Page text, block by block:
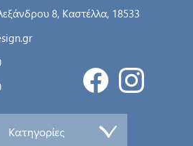
8, Καστέλλα, 18533
Κατηγορίες